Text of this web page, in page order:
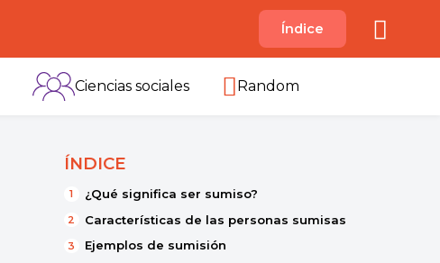
B C
Índice
Ciencias sociales Random
ÍNDICE
¿Qué significa ser sumiso?
Características de las personas sumisas
Ejemplos de sumisión